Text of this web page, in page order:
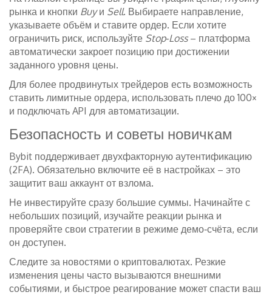
рынка и кнопки Buyи Sell. Выбираете направление,
указываете объём и ставите ордер. Если хотите
ограничить риск, используйте Stop‑Loss– платформа
автоматически закроет позицию при достижении
заданного уровня цены.
Для более продвинутых трейдеров есть возможность
ставить лимитные ордера, использовать плечо до 100×
и подключать API для автоматизации.
Безопасность и советы новичкам
Bybit поддерживает двухфакторную аутентификацию
(2FA). Обязательно включите её в настройках – это
защитит ваш аккаунт от взлома.
Не инвестируйте сразу большие суммы. Начинайте с
небольших позиций, изучайте реакции рынка и
проверяйте свои стратегии в режиме демо‑счёта, если
он доступен.
Следите за новостями о криптовалютах. Резкие
изменения цены часто вызываются внешними
событиями, и быстрое реагирование может спасти ваш